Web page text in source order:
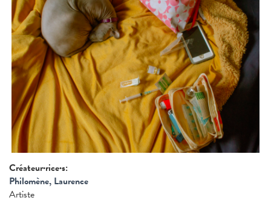
Créateur·rice·s:
Philomène, Laurence
Artiste